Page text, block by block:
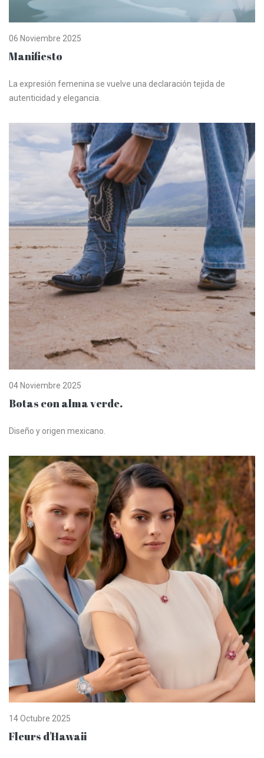
06 Noviembre 2025
Manifiesto
La expresión femenina se vuelve una declaración tejida de
autenticidad y elegancia.
04 Noviembre 2025
Botas con alma verde.
Diseño y origen mexicano.
14 Octubre 2025
Fleurs d'Hawaii